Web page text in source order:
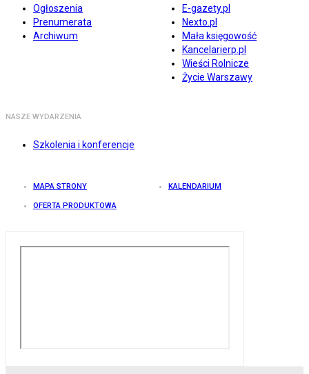
Ogłoszenia
Prenumerata
Archiwum
E-gazety.pl
Nexto.pl
Mała księgowość
Kancelarierp.pl
Wieści Rolnicze
Życie Warszawy
NASZE WYDARZENIA
Szkolenia i konferencje
MAPA STRONY KALENDARIUM
OFERTA PRODUKTOWA